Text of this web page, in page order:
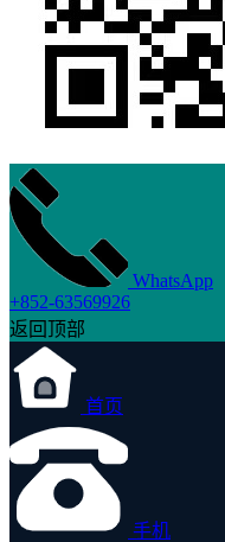
WhatsApp
+852-63569926
返回顶部
首页
手机